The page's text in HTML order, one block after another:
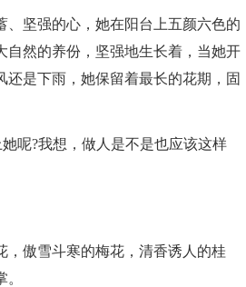
坚强的心，她在阳台上五颜六色的
然的养份，坚强地生长着，当她开
是下雨，她保留着最长的花期，固
呢?我想，做人是不是也应该这样
傲雪斗寒的梅花，清香诱人的桂